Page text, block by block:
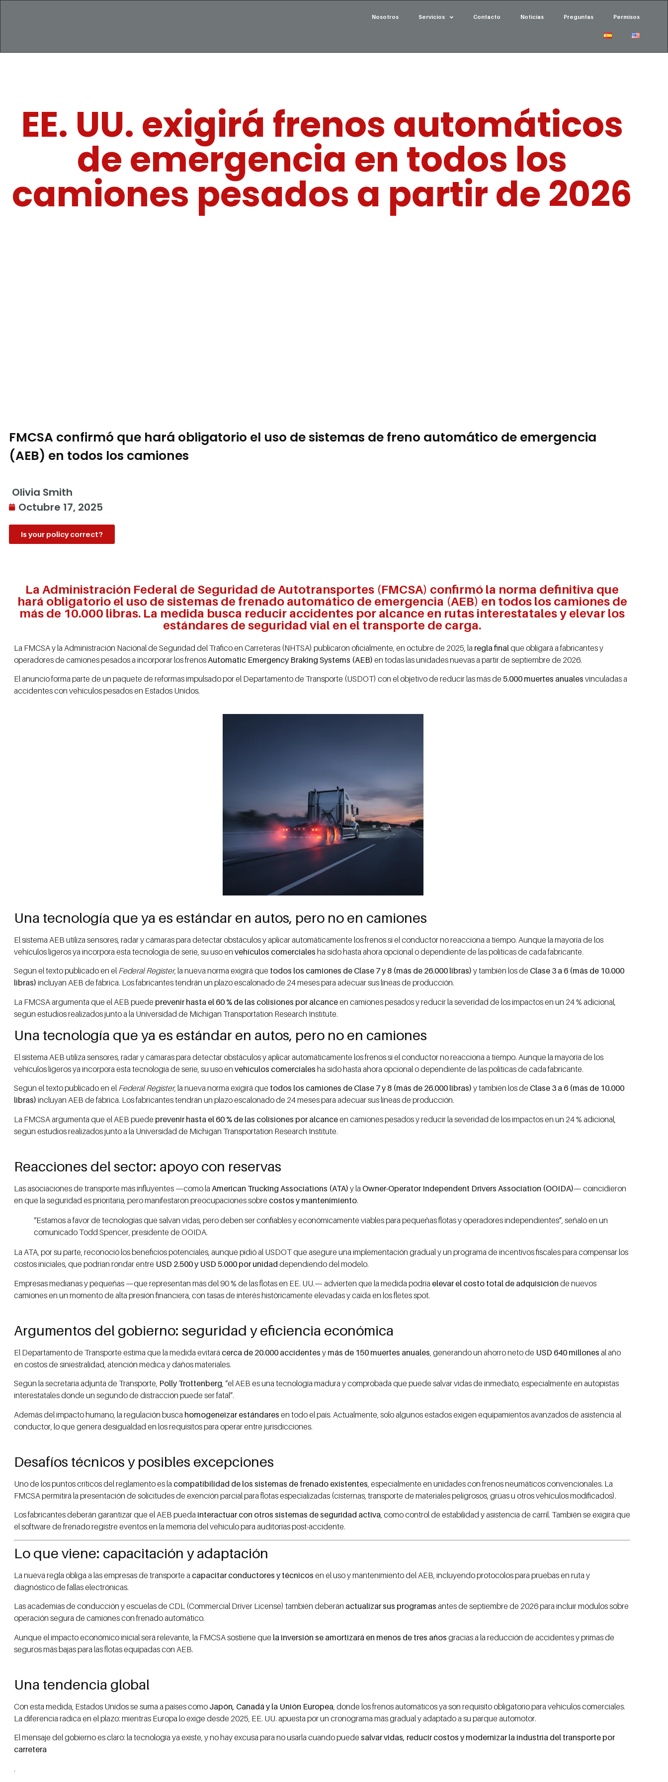
Nosotros Servicios Contacto Noticias Preguntas Permisos
EE. UU. exigirá frenos automáticos
de emergencia en todos los
camiones pesados a partir de 2026
FMCSA confirmó que hará obligatorio el uso de sistemas de freno automático de emergencia
(AEB) en todos los camiones
Olivia Smith
Octubre 17, 2025
Is your policy correct?
La Administración Federal de Seguridad de Autotransportes (FMCSA) confirmó la norma definitiva que
hará obligatorio el uso de sistemas de frenado automático de emergencia (AEB) en todos los camiones de
más de 10.000 libras. La medida busca reducir accidentes por alcance en rutas interestatales y elevar los
estándares de seguridad vial en el transporte de carga.
La FMCSA y la Administración Nacional de Seguridad del Tráfico en Carreteras (NHTSA) publicaron oficialmente, en octubre de 2025, la regla finalque obligará a fabricantes y
operadores de camiones pesados a incorporar los frenosAutomatic Emergency Braking Systems (AEB) en todas las unidades nuevas a partir de septiembre de 2026.
El anuncio forma parte de un paquete de reformas impulsado por el Departamento de Transporte (USDOT) con el objetivo de reducir las más de 5.000 muertes anuales vinculadas a
accidentes con vehículos pesados en Estados Unidos.
Una tecnología que ya es estándar en autos, pero no en camiones
El sistema AEB utiliza sensores, radar y cámaras para detectar obstáculos y aplicar automáticamente los frenos si el conductor no reacciona a tiempo. Aunque la mayoría de los
vehículos ligeros ya incorpora esta tecnología de serie, su uso en vehículos comerciales ha sido hasta ahora opcional o dependiente de las políticas de cada fabricante.
Según el texto publicado en el Federal Register, la nueva norma exigirá que todos los camiones de Clase 7 y 8 (más de 26.000 libras) y también los de Clase 3 a 6 (más de 10.000
libras) incluyan AEB de fábrica. Los fabricantes tendrán un plazo escalonado de 24 meses para adecuar sus líneas de producción.
La FMCSA argumenta que el AEB puede prevenir hasta el 60 % de las colisiones por alcanceen camiones pesados y reducir la severidad de los impactos en un 24 % adicional,
según estudios realizados junto a la Universidad de Michigan Transportation Research Institute.
Una tecnología que ya es estándar en autos, pero no en camiones
El sistema AEB utiliza sensores, radar y cámaras para detectar obstáculos y aplicar automáticamente los frenos si el conductor no reacciona a tiempo. Aunque la mayoría de los
vehículos ligeros ya incorpora esta tecnología de serie, su uso en vehículos comerciales ha sido hasta ahora opcional o dependiente de las políticas de cada fabricante.
Según el texto publicado en el Federal Register, la nueva norma exigirá que todos los camiones de Clase 7 y 8 (más de 26.000 libras) y también los de Clase 3 a 6 (más de 10.000
libras) incluyan AEB de fábrica. Los fabricantes tendrán un plazo escalonado de 24 meses para adecuar sus líneas de producción.
La FMCSA argumenta que el AEB puede prevenir hasta el 60 % de las colisiones por alcanceen camiones pesados y reducir la severidad de los impactos en un 24 % adicional,
según estudios realizados junto a la Universidad de Michigan Transportation Research Institute.
Reacciones del sector: apoyo con reservas
Las asociaciones de transporte más influyentes —como la American Trucking Associations (ATA) y la Owner-Operator Independent Drivers Association (OOIDA)— coincidieron
en que la seguridad es prioritaria, pero manifestaron preocupaciones sobre costos y mantenimiento.
“Estamos a favor de tecnologías que salvan vidas, pero deben ser confiables y económicamente viables para pequeñas flotas y operadores independientes”, señaló en un
comunicado Todd Spencer, presidente de OOIDA.
La ATA, por su parte, reconoció los beneficios potenciales, aunque pidió al USDOT que asegure una implementación gradual y un programa de incentivos fiscales para compensar los
costos iniciales, que podrían rondar entre USD 2.500 y USD 5.000 por unidad dependiendo del modelo.
Empresas medianas y pequeñas —que representan más del 90 % de las flotas en EE. UU.— advierten que la medida podría elevar el costo total de adquisición de nuevos
camiones en un momento de alta presión financiera, con tasas de interés históricamente elevadas y caída en los fletes spot.
Argumentos del gobierno: seguridad y eficiencia económica
El Departamento de Transporte estima que la medida evitará cerca de 20.000 accidentes y más de 150 muertes anuales , generando un ahorro neto de USD 640 millones al año
en costos de siniestralidad, atención médica y daños materiales.
Según la secretaria adjunta de Transporte, Polly Trottenberg, “el AEB es una tecnología madura y comprobada que puede salvar vidas de inmediato, especialmente en autopistas
interestatales donde un segundo de distracción puede ser fatal”.
Además del impacto humano, la regulación busca homogeneizar estándares en todo el país. Actualmente, solo algunos estados exigen equipamientos avanzados de asistencia al
conductor, lo que genera desigualdad en los requisitos para operar entre jurisdicciones.
Desafíos técnicos y posibles excepciones
Uno de los puntos críticos del reglamento es la compatibilidad de los sistemas de frenado existentes, especialmente en unidades con frenos neumáticos convencionales. La
FMCSA permitirá la presentación de solicitudes de exención parcial para flotas especializadas (cisternas, transporte de materiales peligrosos, grúas u otros vehículos modificados).
Los fabricantes deberán garantizar que el AEB pueda interactuar con otros sistemas de seguridad activa, como control de estabilidad y asistencia de carril. También se exigirá que
el software de frenado registre eventos en la memoria del vehículo para auditorías post-accidente.
Lo que viene: capacitación y adaptación
La nueva regla obliga a las empresas de transporte a capacitar conductores y técnicos en el uso y mantenimiento del AEB, incluyendo protocolos para pruebas en ruta y
diagnóstico de fallas electrónicas.
Las academias de conducción y escuelas de CDL (Commercial Driver License) también deberán actualizar sus programas antes de septiembre de 2026 para incluir módulos sobre
operación segura de camiones con frenado automático.
Aunque el impacto económico inicial será relevante, la FMCSA sostiene que la inversión se amortizará en menos de tres años gracias a la reducción de accidentes y primas de
seguros más bajas para las flotas equipadas con AEB.
Una tendencia global
Con esta medida, Estados Unidos se suma a países como Japón, Canadá y la Unión Europea, donde los frenos automáticos ya son requisito obligatorio para vehículos comerciales.
La diferencia radica en el plazo: mientras Europa lo exige desde 2025, EE. UU. apuesta por un cronograma más gradual y adaptado a su parque automotor.
El mensaje del gobierno es claro: la tecnología ya existe, y no hay excusa para no usarla cuando puede salvar vidas, reducir costos y modernizar la industria del transporte por
carretera
.